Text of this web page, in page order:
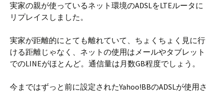
c
e
o
o
k
r
e
d
s
実家の親が使っているネット環境のADSLをLTEルータに
リプレイスしました。
実家が距離的にとても離れていて、ちょくちょく見に行
ける距離じゃなく、ネットの使用はメールやタブレット
でのLINEがほとんど。通信量は月数GB程度でしょう。
今まではずっと前に設定されたYahoo!BBのADSLが使用さ